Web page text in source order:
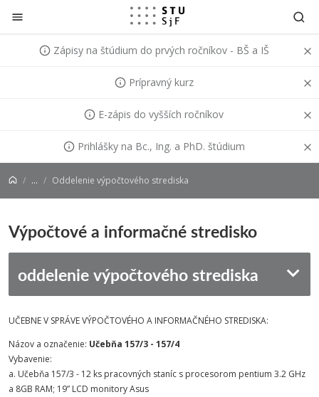
Prejsť na obsah
Zápisy na štúdium do prvých ročníkov - BŠ a IŠ
Prípravný kurz
E-zápis do vyšších ročníkov
Prihlášky na Bc., Ing. a PhD. štúdium
... Oddelenie výpočtového strediska
Výpočtové a informačné stredisko
oddelenie výpočtového strediska
UČEBNE V SPRÁVE VÝPOČTOVÉHO A INFORMAČNÉHO STREDISKA:
Názov a označenie: Učebňa 157/3 - 157/4
Vybavenie:
a. Učebňa 157/3 - 12 ks pracovných staníc s procesorom pentium 3.2 GHz
a 8GB RAM; 19” LCD monitory Asus